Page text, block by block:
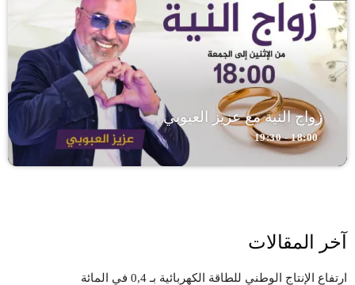
زواج النية مع عزيز العيوبي
18:00 - 19:30
آخر المقالات
ارتفاع الإنتاج الوطني للطاقة الكهربائية بـ 0,4 في المائة